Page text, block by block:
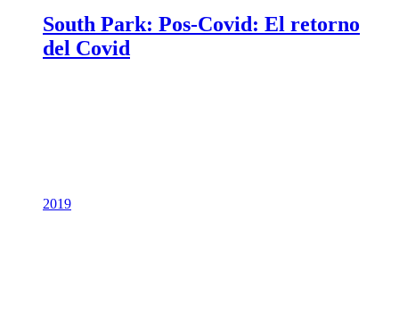
South Park: Pos-Covid: El retorno
del Covid
2019